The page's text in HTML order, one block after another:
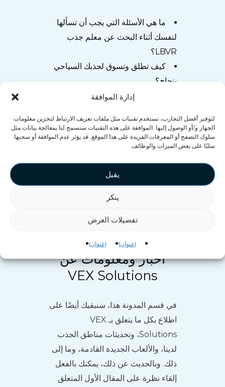
إدارة الموافقة
لتوفير أفضل التجارب، نستخدم تقنيات مثل ملفات تعريف الارتباط لتخزين معلومات
الجهاز و/أو الوصول إليها. الموافقة على هذه التقنيات ستسمح لنا بمعالجة بيانات مثل
سلوك التصفح أو المعرفات الفريدة على هذا الموقع. قد يؤثر عدم الموافقة أو سحبها
سلبًا على بعض الميزات والوظائف.
يقبل
ينكر
تفضيلات العرض
{عنوان} {عنوان}
ما هي الأسئلة التي يجب أن تسألها
لنفسك أثناء البحث عن معلم جذب
LBVR؟
كيف تطلق وتسوق لجذبك السياحي
بنجاح؟
إنشاء مسرحيات متكررة وإعادة
و الكثير غيرها…
أخبار ومعلومات عن
VEX Solutions
في قسم المدونة هذا، سنبقيك أيضًا على
اطلاع بكل ما يتعلق بـ VEX
Solutions، وتحديثات مناطق الجذب
لدينا، والألعاب الجديدة القادمة، وما إلى
ذلك. وبالحديث عن ذلك، يمكنك بالفعل
إلقاء نظرة على المقال الأول المتعلق